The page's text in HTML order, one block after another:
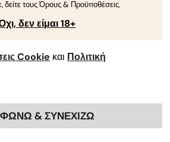
τους Όρους & Προϋποθέσεις.
δεν είμαι 18+
Cookie και Πολιτική
& ΣΥΝΕΧΙΖΩ